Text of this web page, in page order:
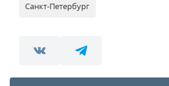
Санкт-Петербург